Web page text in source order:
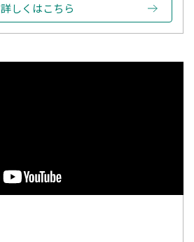
詳しくはこちら